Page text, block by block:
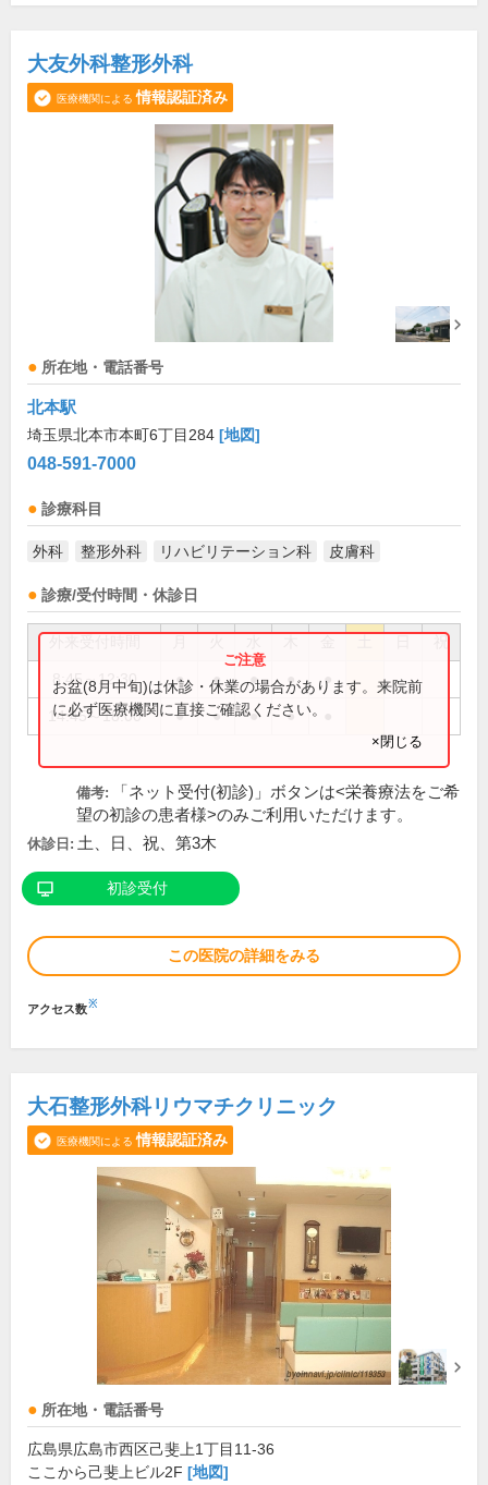
大友外科整形外科
医療機関による 情報認証済み
所在地・電話番号
北本駅
埼玉県北本市本町6丁目284 [地図]
048-591-7000
診療科目
外科 整形外科 リハビリテーション科 皮膚科
診療/受付時間・休診日
祝
8:45～12:30 ● ● ● ● ●
14:45～18:00 ● ● ● ●
お盆(8月中旬)は休診・休業の場合があります。来院前
に必ず医療機関に直接ご確認ください。
×閉じる
備考:
「ネット受付(初診)」ボタンは<栄養療法をご希
望の初診の患者様>のみご利用いただけます。
休診日: 土、日、祝、第3木
初診受付
この医院の詳細をみる
アクセス数※
大石整形外科リウマチクリニック
医療機関による 情報認証済み
所在地・電話番号
広島県広島市西区己斐上1丁目11-36
ここから己斐上ビル2F [地図]